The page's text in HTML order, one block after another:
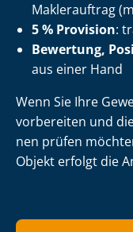
Maklerauftrag
5 % Provision:
Bewertung,
aus einer Hand
Wenn Sie Ihre
vorbereiten und
nen prüfen
Objekt erfolgt die